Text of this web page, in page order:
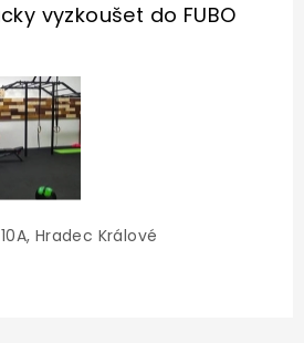
vyzkoušet do FUBO
Hradec Králové